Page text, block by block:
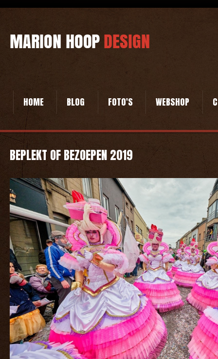
HOME BLOG FOTO'S WEBSHOP
BEPLEKT OF BEZOEPEN 2019